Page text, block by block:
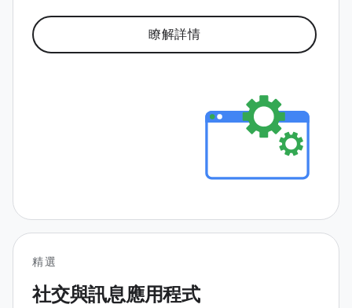
瞭解詳情
精選
社交與訊息應用程式